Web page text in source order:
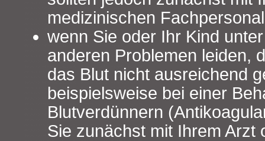
medizinischen
wenn Sie oder Ihr Kind
anderen Problemen leiden,
das Blut nicht ausreichend
beispielsweise bei einer
Blutverdünnern
Sie zunächst mit Ihrem Arzt